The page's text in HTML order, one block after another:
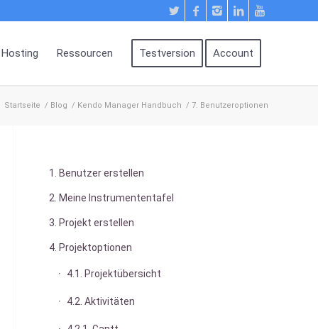
Hosting Ressourcen Testversion Account
Startseite / Blog / Kendo Manager Handbuch / 7. Benutzeroptionen
1. Benutzer erstellen
2. Meine Instrumententafel
3. Projekt erstellen
4. Projektoptionen
4.1. Projektübersicht
4.2. Aktivitäten